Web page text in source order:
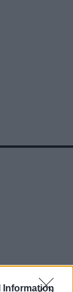
Information